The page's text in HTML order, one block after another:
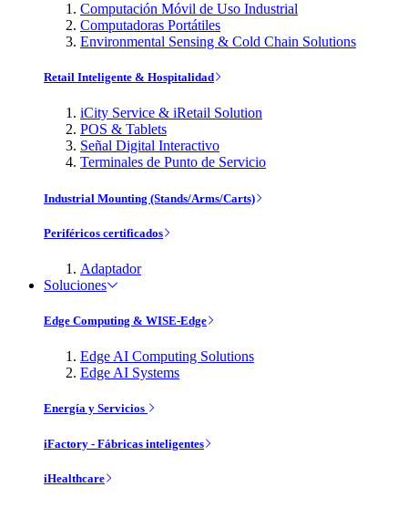
Computación Móvil de Uso Industrial
Computadoras Portátiles
Environmental Sensing & Cold Chain Solutions
Retail Inteligente & Hospitalidad
iCity Service & iRetail Solution
POS & Tablets
Señal Digital Interactivo
Terminales de Punto de Servicio
Industrial Mounting (Stands/Arms/Carts)
Periféricos certificados
Adaptador
Soluciones
Edge Computing & WISE-Edge
Edge AI Computing Solutions
Edge AI Systems
Energía y Servicios
iFactory - Fábricas inteligentes
iHealthcare